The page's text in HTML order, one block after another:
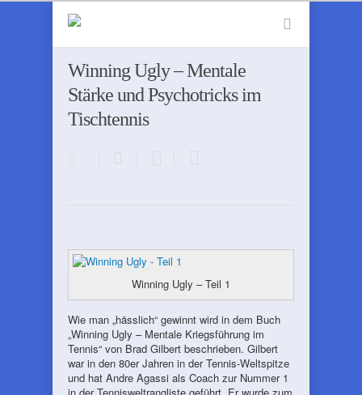
Winning Ugly – Mentale
Stärke und Psychotricks im
Tischtennis
Winning Ugly – Teil 1
Wie man „hässlich“ gewinnt wird in dem Buch
„Winning Ugly – Mentale Kriegsführung im
Tennis“ von Brad Gilbert beschrieben. Gilbert
war in den 80er Jahren in der Tennis-Weltspitze
und hat Andre Agassi als Coach zur Nummer 1